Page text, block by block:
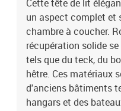
Cette tête de lit
un aspect complet et
chambre à coucher.
récupération solide
tels que du teck, du
hêtre. Ces matériaux
d'anciens bâtiments
hangars et des